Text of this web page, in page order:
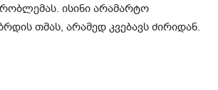
ისინი არამარტო
თმას, არამედ კვებავს ძირიდან.